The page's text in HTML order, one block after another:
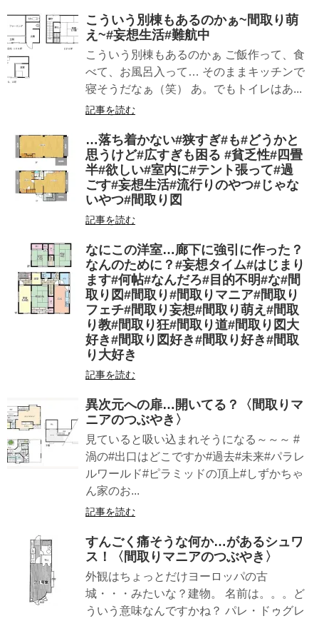
こういう別棟もあるのかぁ~間取り萌
え~#妄想生活#難航中
こういう別棟もあるのかぁ ご飯作って、食
べて、お風呂入って… そのままキッチンで
寝そうだなぁ（笑） あ。でもトイレはあ...
記事を読む
…落ち着かない#狭すぎ#も#どうかと
思うけど#広すぎも困る #貧乏性#四畳
半#欲しい#室内に#テント張って#過
ごす#妄想生活#流行りのやつ#じゃな
いやつ#間取り図
記事を読む
なにこの洋室…廊下に強引に作った？
なんのために？#妄想タイム#はじまり
ます#何帖#なんだろ#目的不明#な#間
取り図#間取り#間取りマニア#間取り
フェチ#間取り妄想#間取り萌え#間取
り教#間取り狂#間取り道#間取り図大
好き#間取り図好き#間取り好き#間取
り大好き
記事を読む
異次元への扉…開いてる？〈間取りマ
ニアのつぶやき〉
見ていると吸い込まれそうになる～～～ #
渦の#出口はどこですか#過去#未来#パラレ
ルワールド#ピラミッドの頂上#しずかちゃ
ん家のお...
記事を読む
すんごく痛そうな何か…があるシュワ
ス！〈間取りマニアのつぶやき〉
外観はちょっとだけヨーロッパの古
城・・・みたいな？建物。 名前は。。。ど
ういう意味なんですかね？ パレ・ドゥグレ